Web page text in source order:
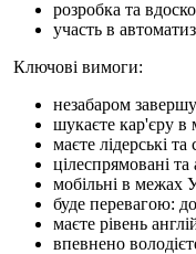
розробка та
участь в
Ключові вимоги:
незабаром
шукаєте кар'єру в
маєте лідерські та
цілеспрямовані та
мобільні в межах
буде перевагою:
маєте рівень
впевнено